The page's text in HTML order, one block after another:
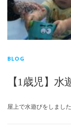
BLOG
【1歳児】水
屋上で水遊びをしまし